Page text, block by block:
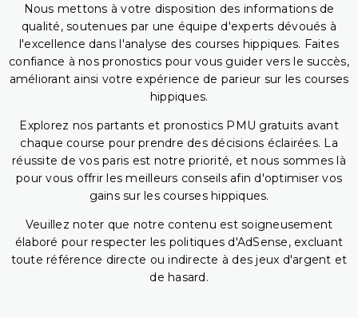
Nous mettons à votre disposition des informations de
qualité, soutenues par une équipe d'experts dévoués à
l'excellence dans l'analyse des courses hippiques. Faites
confiance à nos pronostics pour vous guider vers le succès,
améliorant ainsi votre expérience de parieur sur les courses
hippiques.
Explorez nos partants et pronostics PMU gratuits avant
chaque course pour prendre des décisions éclairées. La
réussite de vos paris est notre priorité, et nous sommes là
pour vous offrir les meilleurs conseils afin d'optimiser vos
gains sur les courses hippiques.
Veuillez noter que notre contenu est soigneusement
élaboré pour respecter les politiques d'AdSense, excluant
toute référence directe ou indirecte à des jeux d'argent et
de hasard.